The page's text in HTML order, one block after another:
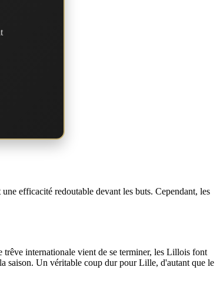
efficacité redoutable devant les buts. Cependant, les
trêve internationale vient de se terminer, les Lillois font
saison. Un véritable coup dur pour Lille, d'autant que le